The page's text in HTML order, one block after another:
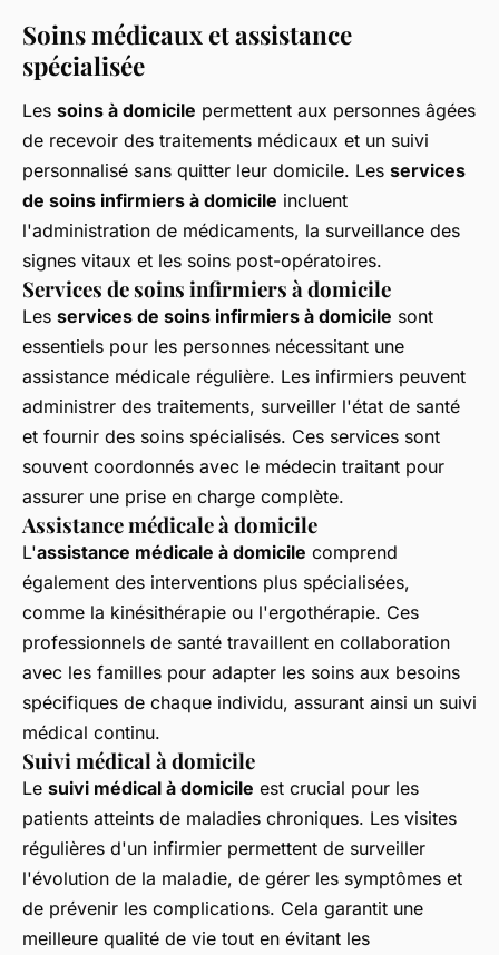
Soins médicaux et assistance
spécialisée
Les soins à domicile permettent aux personnes âgées
de recevoir des traitements médicaux et un suivi
personnalisé sans quitter leur domicile. Les services
de soins infirmiers à domicile incluent
l'administration de médicaments, la surveillance des
signes vitaux et les soins post-opératoires.
Services de soins infirmiers à domicile
Les services de soins infirmiers à domicile sont
essentiels pour les personnes nécessitant une
assistance médicale régulière. Les infirmiers peuvent
administrer des traitements, surveiller l'état de santé
et fournir des soins spécialisés. Ces services sont
souvent coordonnés avec le médecin traitant pour
assurer une prise en charge complète.
Assistance médicale à domicile
L'assistance médicale à domicile comprend
également des interventions plus spécialisées,
comme la kinésithérapie ou l'ergothérapie. Ces
professionnels de santé travaillent en collaboration
avec les familles pour adapter les soins aux besoins
spécifiques de chaque individu, assurant ainsi un suivi
médical continu.
Suivi médical à domicile
Le suivi médical à domicile est crucial pour les
patients atteints de maladies chroniques. Les visites
régulières d'un infirmier permettent de surveiller
l'évolution de la maladie, de gérer les symptômes et
de prévenir les complications. Cela garantit une
meilleure qualité de vie tout en évitant les